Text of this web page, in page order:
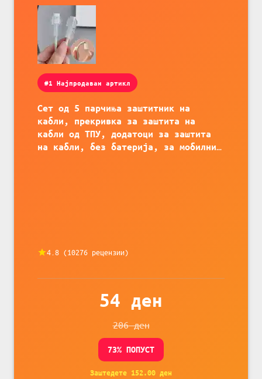
#1 Најпродаван артикл
Сет од 5 парчиња заштитник на
кабли, прекривка за заштита на
кабли од ТПУ, додатоци за заштита
на кабли, без батерија, за мобилни
4.8 (10276 рецензии)
54 ден
206ден
73% ПОПУСТ
Заштедете 152.00 ден